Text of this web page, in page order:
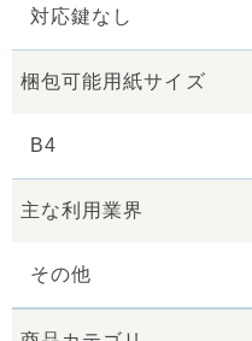
対応鍵なし
梱包可能用紙サイズ
B4
主な利用業界
その他